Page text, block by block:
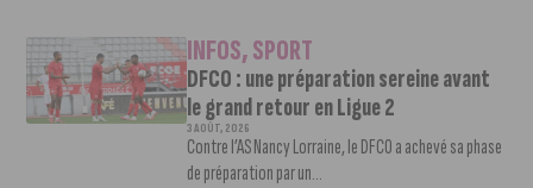
INFOS,SPORT
DFCO : une préparation sereine avant
le grand retour en Ligue 2
3 AOÛT, 2026
Contre l’AS Nancy Lorraine, le DFCO a achevé sa phase
de préparation par un...